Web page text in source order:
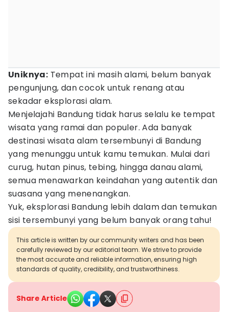
Uniknya: Tempat ini masih alami, belum banyak
pengunjung, dan cocok untuk renang atau
sekadar eksplorasi alam.
Menjelajahi Bandung tidak harus selalu ke tempat
wisata yang ramai dan populer. Ada banyak
destinasi wisata alam tersembunyi di Bandung
yang menunggu untuk kamu temukan. Mulai dari
curug, hutan pinus, tebing, hingga danau alami,
semua menawarkan keindahan yang autentik dan
suasana yang menenangkan.
Yuk, eksplorasi Bandung lebih dalam dan temukan
sisi tersembunyi yang belum banyak orang tahu!
This article is written by our community writers and has been
carefully reviewed by our editorial team. We strive to provide
the most accurate and reliable information, ensuring high
standards of quality, credibility, and trustworthiness.
Share Article